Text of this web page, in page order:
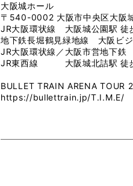
大阪城ホール
〒540-0002 大阪市中央区大阪
JR大阪環状線 大阪城公園駅 徒
地下鉄長堀鶴見緑地線 大阪ビ
JR大阪環状線／大阪市営地下
JR東西線 大阪城北詰駅 徒
BULLET TRAIN ARENA
https://bullettrain.jp/T.I.M.E/